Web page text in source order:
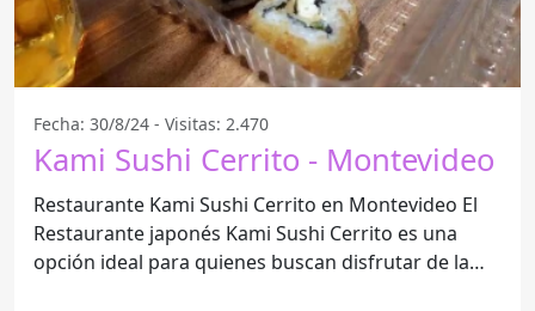
Fecha: 30/8/24 - Visitas: 2.470
Kami Sushi Cerrito - Montevideo
Restaurante Kami Sushi Cerrito en Montevideo El
Restaurante japonés Kami Sushi Cerrito es una
opción ideal para quienes buscan disfrutar de la